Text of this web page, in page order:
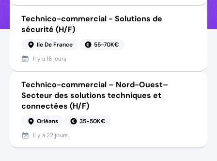
Technico-commercial - Solutions de
sécurité (H/F)
Ile De France
55-70K€
Il y a18 jours
Technico-commercial – Nord-Ouest–
Secteur des solutions techniques et
connectées (H/F)
Orléans
35-50K€
Il y a 22 jours